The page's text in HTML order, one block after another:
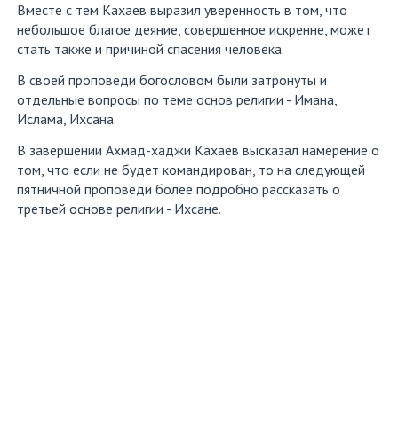
Вместе с тем Кахаев выразил уверенность в том, что
небольшое благое деяние, совершенное искренне, может
стать также и причиной спасения человека.
В своей проповеди богословом были затронуты и
отдельные вопросы по теме основ религии - Имана,
Ислама, Ихсана.
В завершении Ахмад-хаджи Кахаев высказал намерение о
том, что если не будет командирован, то на следующей
пятничной проповеди более подробно рассказать о
третьей основе религии - Ихсане.